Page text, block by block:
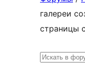
содержимому
галереи
страницы
Поиск: